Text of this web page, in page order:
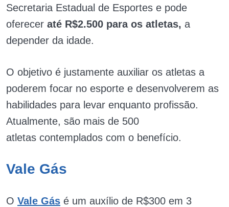
Secretaria Estadual de Esportes e pode
oferecer até R$2.500 para os atletas, a
depender da idade.
O objetivo é justamente auxiliar os atletas a
poderem focar no esporte e desenvolverem as
habilidades para levar enquanto profissão.
Atualmente, são mais de 500
atletas contemplados com o benefício.
Vale Gás
O Vale Gás é um auxílio de R$300 em 3